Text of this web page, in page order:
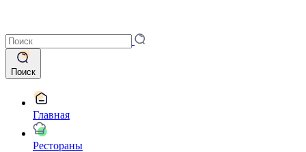
Поиск
Главная
Рестораны